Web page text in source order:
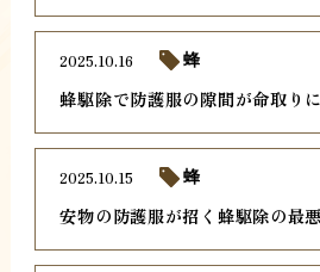
蜂駆除で防護服の隙間が命取り
2025.10.16 蜂
安物の防護服が招く蜂駆除の最
2025.10.15 蜂